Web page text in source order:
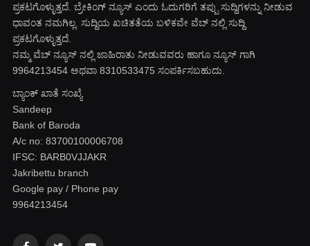
ಪ್ರಕಟಗೊಳ್ಳುತ್ತದೆ. ಬ್ರೇಕಿಂಗ್ ನ್ಯೂಸ್ ಎಂದು ಓದುಗರಿಗೆ ತಪ್ಪು ಸುದ್ದಿಗಳನ್ನು ನೀಡುವ
ಧಾವಂತ ನಮಗಿಲ್ಲ. ಸುದ್ದಿಯ ಖಚಿತತೆಯ ಬಳಿಕವೇ ವೆಬ್ ನಲ್ಲಿ ಸುದ್ದಿ
ಪ್ರಕಟಗೊಳ್ಳುತ್ತದೆ.
ನಮ್ಮ ವೆಬ್ ನ್ಯೂಸ್ ನಲ್ಲಿ ಜಾಹಿರಾತು ನೀಡುವವರು ಹಾಗೂ ನ್ಯೂಸ್ ಗಾಗಿ
9964213454 ಅಥವಾ 8310533475 ಸಂಪರ್ಕಿಸಬಹುದು.
ಬ್ಯಾಂಕ್ ಖಾತೆ ಸಂಖ್ಯೆ
Sandeep
Bank of Baroda
A/c no: 83700100006708
IFSC: BARB0VJJAKR
Jakribettu branch
Google pay / Phone pay
9964213454